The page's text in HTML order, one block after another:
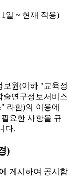
일 ~ 현재 적용)
보원(이하 "교육정
술연구정보서비스
라함)의 이용에
요한 사항을 규
다.
)
게시하여 공시함